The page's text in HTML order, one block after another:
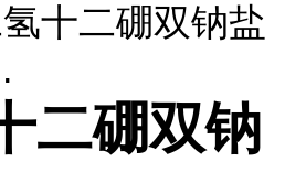
十二硼双钠盐
二硼双钠